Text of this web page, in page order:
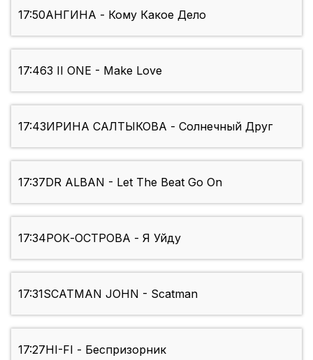
17:50АНГИНА - Кому Какое Дело
17:463 II ONE - Make Love
17:43ИРИНА САЛТЫКОВА - Солнечный Друг
17:37DR ALBAN - Let The Beat Go On
17:34РОК-ОСТРОВА - Я Уйду
17:31SCATMAN JOHN - Scatman
17:27HI-FI - Беспризорник